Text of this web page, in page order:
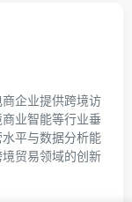
企业提供跨境访
业智能等行业垂
平与数据分析能
贸易领域的创新